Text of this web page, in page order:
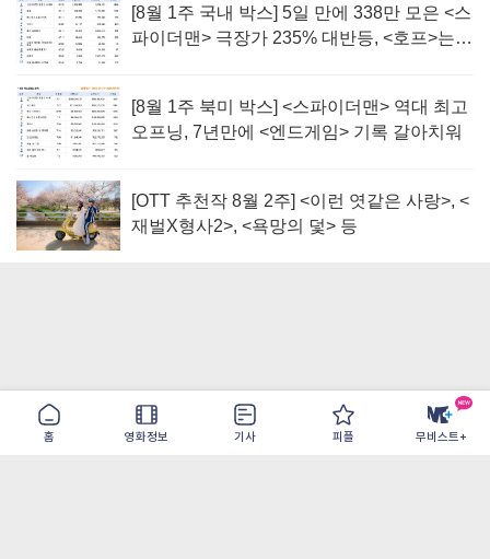
홈 영화정보 기사 피플 무비스트+
[8월 1주 국내 박스] 5일 만에 338만 모은 <스
파이더맨> 극장가 235% 대반등, <호프>는
[8월 1주 북미 박스] <스파이더맨> 역대 최고
오프닝, 7년만에 <엔드게임> 기록 갈아치워
[OTT 추천작 8월 2주] <이런 엿같은 사랑>, <
재벌X형사2>, <욕망의 덫> 등